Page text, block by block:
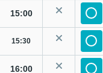
15:00
15:30
16:00